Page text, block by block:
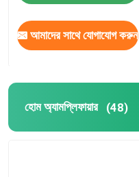
আমাদের সাথে যোগাযোগ করুন
হোম অ্যামপ্লিফায়ার (48)